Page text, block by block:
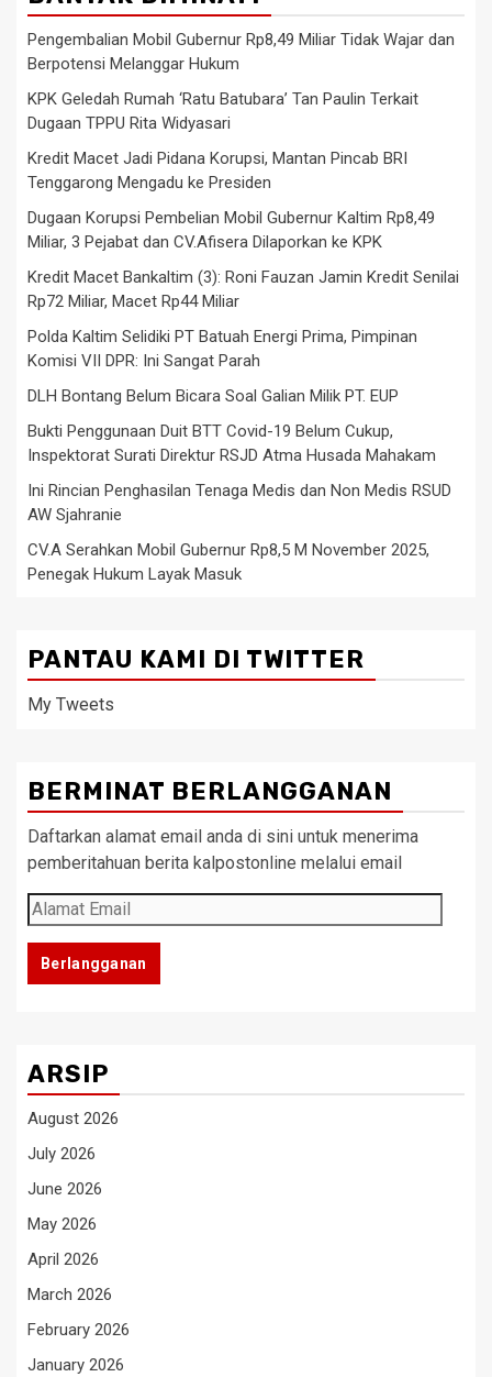
Pengembalian Mobil Gubernur Rp8,49 Miliar Tidak Wajar dan
Berpotensi Melanggar Hukum
KPK Geledah Rumah ‘Ratu Batubara’ Tan Paulin Terkait
Dugaan TPPU Rita Widyasari
Kredit Macet Jadi Pidana Korupsi, Mantan Pincab BRI
Tenggarong Mengadu ke Presiden
Dugaan Korupsi Pembelian Mobil Gubernur Kaltim Rp8,49
Miliar, 3 Pejabat dan CV.Afisera Dilaporkan ke KPK
Kredit Macet Bankaltim (3): Roni Fauzan Jamin Kredit Senilai
Rp72 Miliar, Macet Rp44 Miliar
Polda Kaltim Selidiki PT Batuah Energi Prima, Pimpinan
Komisi VII DPR: Ini Sangat Parah
DLH Bontang Belum Bicara Soal Galian Milik PT. EUP
Bukti Penggunaan Duit BTT Covid-19 Belum Cukup,
Inspektorat Surati Direktur RSJD Atma Husada Mahakam
Ini Rincian Penghasilan Tenaga Medis dan Non Medis RSUD
AW Sjahranie
CV.A Serahkan Mobil Gubernur Rp8,5 M November 2025,
Penegak Hukum Layak Masuk
PANTAU KAMI DI TWITTER
My Tweets
BERMINAT BERLANGGANAN
Daftarkan alamat email anda di sini untuk menerima
pemberitahuan berita kalpostonline melalui email
Alamat
Email
Berlangganan
ARSIP
August 2026
July 2026
June 2026
May 2026
April 2026
March 2026
February 2026
January 2026